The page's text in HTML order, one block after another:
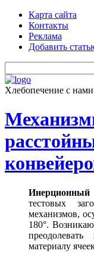
Карта сайта
Контакты
Реклама
Добавить
Хлебопечение с нами
Инерционный
тестовых
механизмов,
180°.
материалу